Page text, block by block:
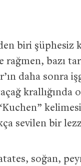
biri şüphesiz
bazı
daha sonra
krallığında
sevilen bir
soğan,